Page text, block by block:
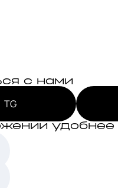
с нами
TG
удобнее